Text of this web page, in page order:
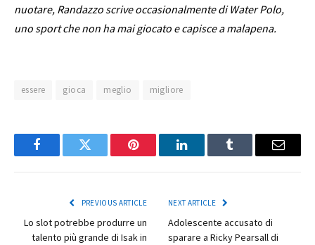
nuotare, Randazzo scrive occasionalmente di Water Polo,
uno sport che non ha mai giocato e capisce a malapena.
essere gioca meglio migliore
FacebookTwitter Pinterest LinkedInTumblr Email
PREVIOUS ARTICLE
Lo slot potrebbe produrre un
talento più grande di Isak in
NEXT ARTICLE
Adolescente accusato di
sparare a Ricky Pearsall di